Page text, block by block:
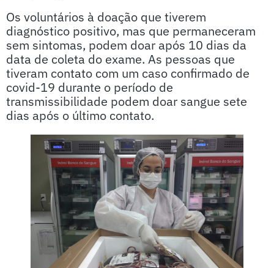
Os voluntários à doação que tiverem
diagnóstico positivo, mas que permaneceram
sem sintomas, podem doar após 10 dias da
data de coleta do exame. As pessoas que
tiveram contato com um caso confirmado de
covid-19 durante o período de
transmissibilidade podem doar sangue sete
dias após o último contato.